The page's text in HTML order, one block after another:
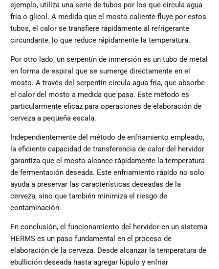
ejemplo, utiliza una serie de tubos por los que circula agua
fría o glicol. A medida que el mosto caliente fluye por estos
tubos, el calor se transfiere rápidamente al refrigerante
circundante, lo que reduce rápidamente la temperatura.
Por otro lado, un serpentín de inmersión es un tubo de metal
en forma de espiral que se sumerge directamente en el
mosto. A través del serpentín circula agua fría, que absorbe
el calor del mosto a medida que pasa. Este método es
particularmente eficaz para operaciones de elaboración de
cerveza a pequeña escala.
Independientemente del método de enfriamiento empleado,
la eficiente capacidad de transferencia de calor del hervidor
garantiza que el mosto alcance rápidamente la temperatura
de fermentación deseada. Este enfriamiento rápido no solo
ayuda a preservar las características deseadas de la
cerveza, sino que también minimiza el riesgo de
contaminación.
En conclusión, el funcionamiento del hervidor en un sistema
HERMS es un paso fundamental en el proceso de
elaboración de la cerveza. Desde alcanzar la temperatura de
ebullición deseada hasta agregar lúpulo y enfriar